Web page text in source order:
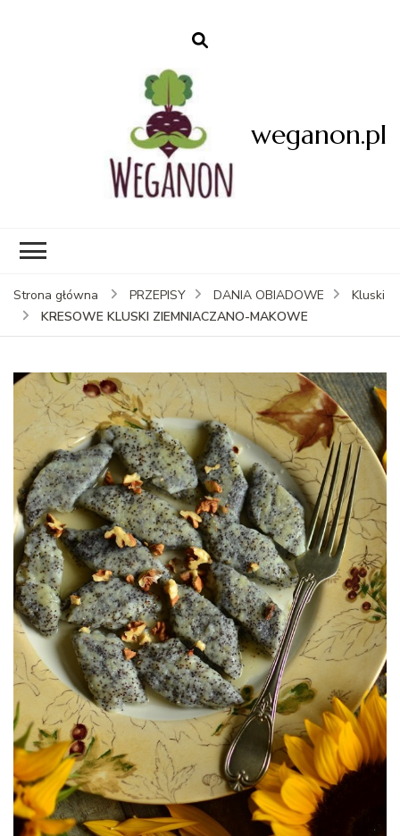
weganon.pl
Strona główna PRZEPISY DANIA OBIADOWE
Kluski
KRESOWE KLUSKI ZIEMNIACZANO-MAKOWE